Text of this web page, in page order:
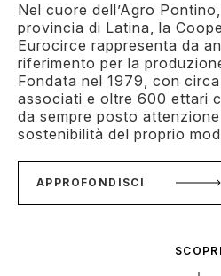
Nel cuore dell’Agro
provincia di Latina, la
Eurocirce rappresenta da
riferimento per la
Fondata nel 1979, con
associati e oltre 600 ettari
da sempre posto
sostenibilità del proprio
APPROFONDISCI
SCOPRI